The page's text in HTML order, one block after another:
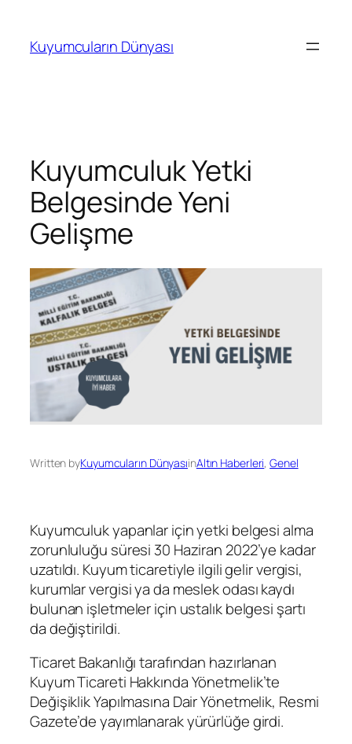
Kuyumcuların Dünyası
Kuyumculuk Yetki
Belgesinde Yeni
Gelişme
Written byKuyumcuların DünyasıinAltın Haberleri, Genel
Kuyumculuk yapanlar için yetki belgesi alma
zorunluluğu süresi 30 Haziran 2022’ye kadar
uzatıldı. Kuyum ticaretiyle ilgili gelir vergisi,
kurumlar vergisi ya da meslek odası kaydı
bulunan işletmeler için ustalık belgesi şartı
da değiştirildi.
Ticaret Bakanlığı tarafından hazırlanan
Kuyum Ticareti Hakkında Yönetmelik’te
Değişiklik Yapılmasına Dair Yönetmelik, Resmi
Gazete’de yayımlanarak yürürlüğe girdi.